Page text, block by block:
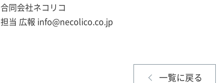
合同会社ネコリコ
担当 広報 info@necolico.co.jp
一覧に戻る